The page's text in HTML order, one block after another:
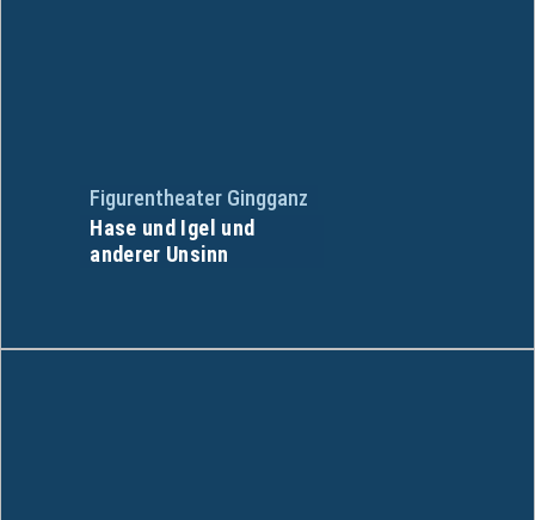
Figurentheater Gingganz
Hase und Igel und
anderer Unsinn